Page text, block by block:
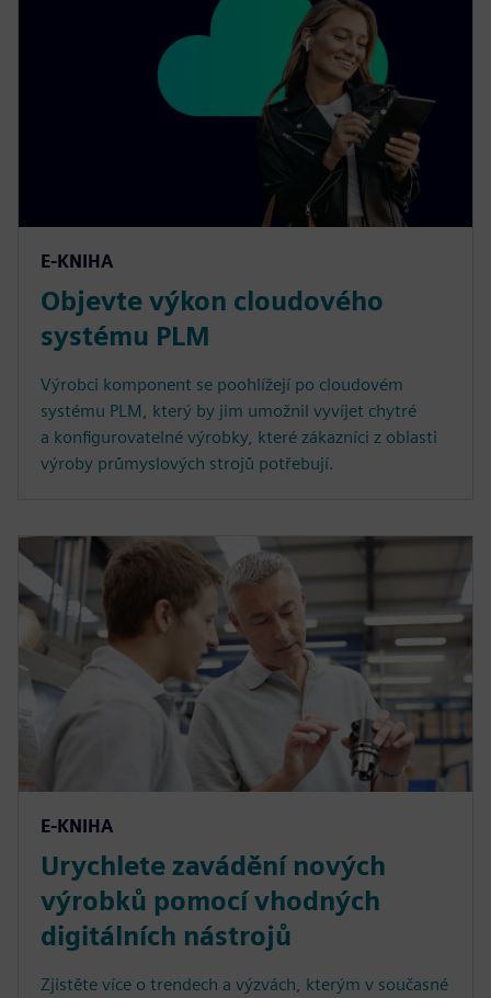
E-KNIHA
Objevte výkon cloudového
systému PLM
Výrobci komponent se poohlížejí po cloudovém
systému PLM, který by jim umožnil vyvíjet chytré
a konfigurovatelné výrobky, které zákazníci z oblasti
výroby průmyslových strojů potřebují.
E-KNIHA
Urychlete zavádění nových
výrobků pomocí vhodných
digitálních nástrojů
Zjistěte více o trendech a výzvách, kterým v současné